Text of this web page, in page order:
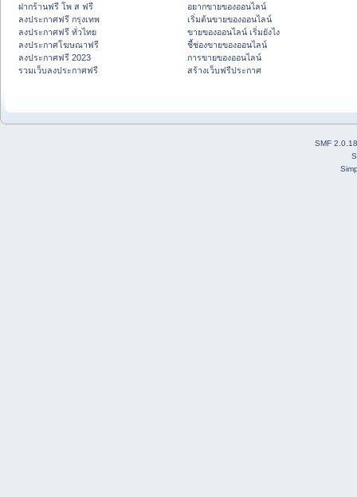
ฝากร้านฟรี โพ ส ฟรี
ลงประกาศฟรี กรุงเทพ
ลงประกาศฟรี ทั่วไทย
ลงประกาศโฆษณาฟรี
ลงประกาศฟรี 2023
รวมเว็บลงประกาศฟรี
อยากขายของออนไลน์
เริ่มต้นขายของออนไลน์
ขายของออนไลน์ เริ่มยังไง
ชี้ช่องขายของออนไลน์
การขายของออนไลน์
สร้างเว็บฟรีประกาศ
SMF 2.0.18